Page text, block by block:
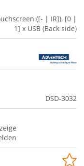
([- | IR]), [0 |
1] x USB (Back side)
DSD-3032